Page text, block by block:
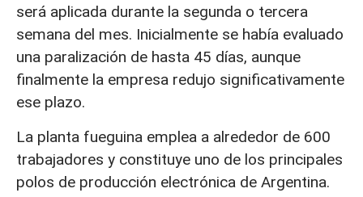
será aplicada durante la segunda o tercera
semana del mes. Inicialmente se había evaluado
una paralización de hasta 45 días, aunque
finalmente la empresa redujo significativamente
ese plazo.
La planta fueguina emplea a alrededor de 600
trabajadores y constituye uno de los principales
polos de producción electrónica de Argentina.